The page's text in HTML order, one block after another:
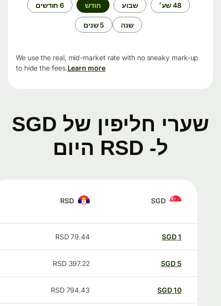
48 שע׳ שבוע חודש 6 חודשים
שנה 5 שנים
We use the real, mid-market rate with no sneaky mark-up
to hide the fees.Learn more
שערי חליפין של SGD
ל- RSD היום
SGD
RSD
SGD
79.44
RSD
SGD
397.22
RSD
SGD
794.43
RSD